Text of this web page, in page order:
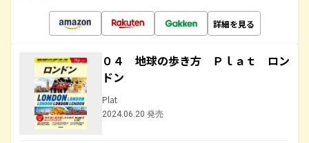
詳細を見る
０４ 地球の歩き方 Ｐｌａｔ ロン
ドン
Plat
2024.06.20 発売